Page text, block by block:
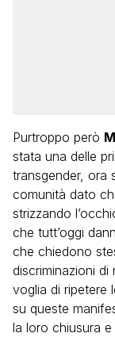
Purtroppo però
stata una delle
transgender, ora
comunità dato
strizzando
che tutt’oggi
che chiedono
discriminazioni
voglia di ripetere
su queste
la loro chiusura